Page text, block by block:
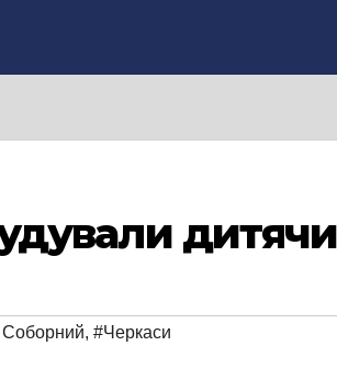
Соборний, #Черкаси